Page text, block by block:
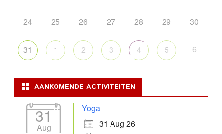
24 25 26 27 28 29 30
31 1 2 3 4 5 6
AANKOMENDE ACTIVITEITEN
31
Aug
Yoga
31 Aug 26